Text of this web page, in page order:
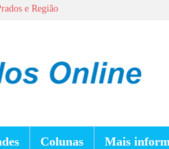
e Região
Colunas Mais